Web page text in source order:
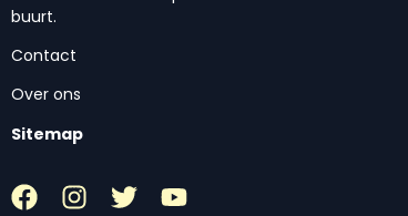
buurt.
Contact
Over ons
Sitemap